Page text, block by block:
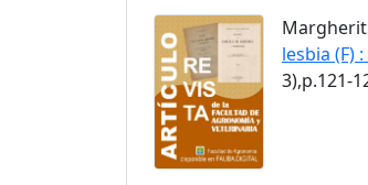
lesbia (F)
3),p.121-